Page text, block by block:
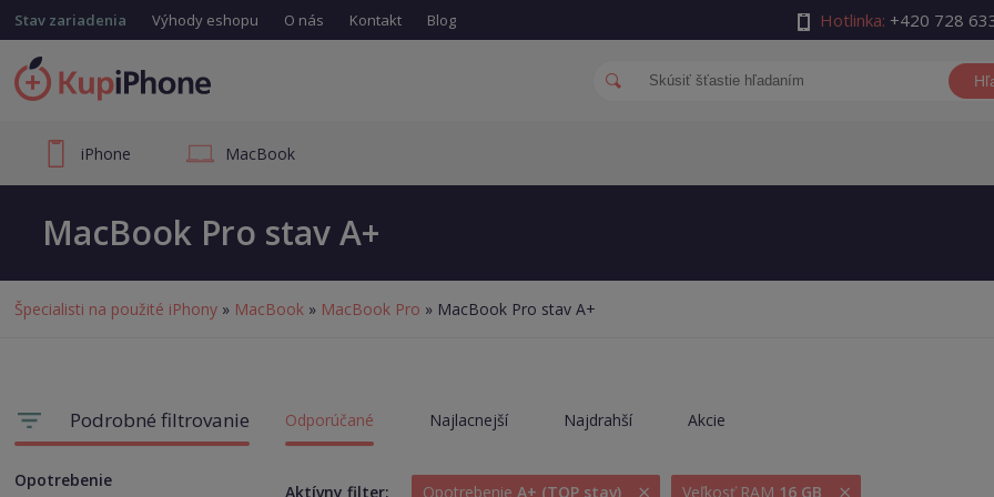
Stav zariadenia Výhody eshopu O nás Kontakt Blog Hotlinka: +420 728
iPhone MacBook
MacBook Pro stav A+
Špecialisti na použité iPhony » MacBook » MacBook Pro » MacBook Pro stav A+
Podrobné filtrovanie
Opotrebenie
Odporúčané Najlacnejší Najdrahší Akcie
Aktívny filter: OpotrebenieA+ (TOP stav) Veľkosť RAM 16 GB